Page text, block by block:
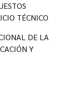
TÉCNICO
DE LA
Y